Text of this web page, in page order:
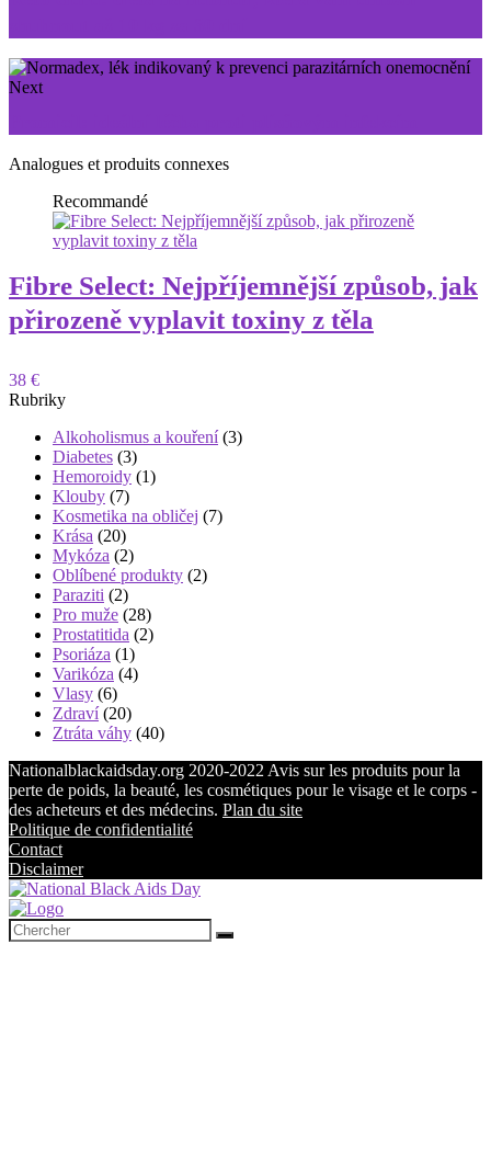
Next
Analogues et produits connexes
Recommandé
Fibre Select: Nejpříjemnější způsob, jak
přirozeně vyplavit toxiny z těla
38 €
Rubriky
Alkoholismus a kouření(3)
Diabetes (3)
Hemoroidy (1)
Klouby (7)
Kosmetika na obličej (7)
Krása (20)
Mykóza (2)
Oblíbené produkty (2)
Paraziti (2)
Pro muže (28)
Prostatitida (2)
Psoriáza (1)
Varikóza (4)
Vlasy (6)
Zdraví(20)
Ztráta váhy (40)
Nationalblackaidsday.org 2020-2022 Avis sur les produits pour la
perte de poids, la beauté, les cosmétiques pour le visage et le corps -
des acheteurs et des médecins. Plan du site
Politique de confidentialité
Contact
Disclaimer